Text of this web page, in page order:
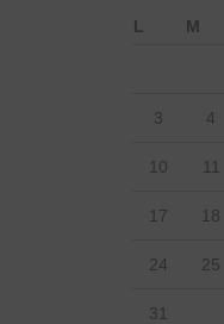
L
M
3 4
10 11
17 18
24 25
31